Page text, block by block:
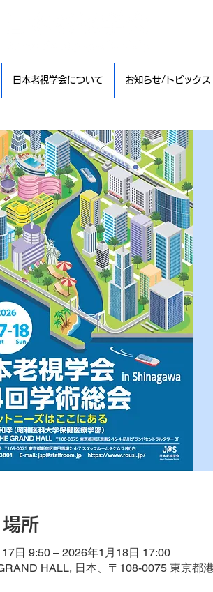
日本老視学会について お知らせ/トピックス
場所
日 9:50 – 2026年1月18日 17:00
HALL, 日本、〒108-0075 東京都